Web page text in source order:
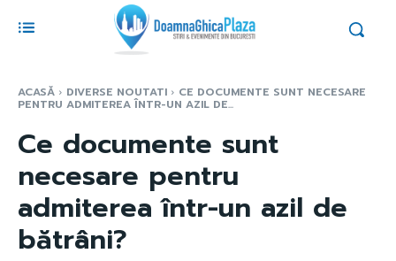
ACASĂ DIVERSE NOUTATI CE DOCUMENTE SUNT NECESARE
PENTRU ADMITEREA ÎNTR-UN AZIL DE...
Ce documente sunt
necesare pentru
admiterea într-un azil de
bătrâni?